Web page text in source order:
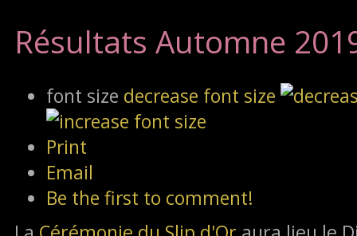
Résultats Automne
font size decrease font size
Print
Email
Be the first to comment!